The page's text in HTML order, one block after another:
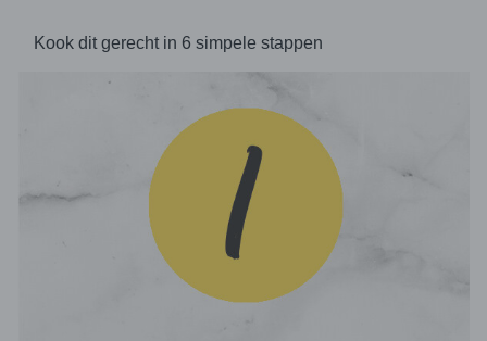
Kook dit gerecht in 6 simpele stappen